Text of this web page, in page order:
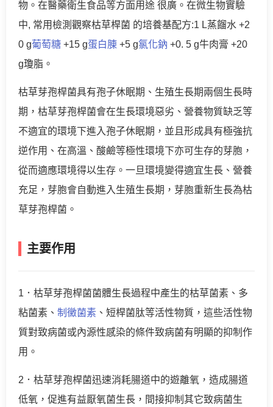
物。在醫藥衛生食品等方面用途 很廣。在微生物實驗
中, 常用檢測觀察枯草桿菌 的培養基配方:1 L蒸餾水 +2
0 g葡萄糖 +15 g蛋白腖 +5 g氯化鈉 +0. 5 g牛肉膏 +20
g瓊脂。
枯草芽孢桿菌具有孢子休眠期、生殖生長期兩個生長時
期，枯草芽孢桿菌會在生長環境惡劣、營養物質缺乏等
不適宜的環境下進入孢子休眠期，並且形成具有極強抗
逆作用、在高溫、酸鹼等極性環境下亦可生存的芽胞，
從而適應環境得以生存。一旦環境變得適宜生長、營養
充足，芽胞會自動進入生殖生長期，芽胞重新生長為枯
草芽孢桿菌。
主要作用
1．枯草芽孢桿菌菌體生長過程中產生的枯草菌素、多
粘菌素、 制黴菌素 、短桿菌肽等活性物質，這些活性物
質對致病菌或內源性感染的條件致病菌有明顯的抑制作
用。
2．枯草芽孢桿菌迅速消耗腸道中的遊離氧，造成腸道
低氧，促進有益厭氧菌生長，間接抑制其它致病菌生